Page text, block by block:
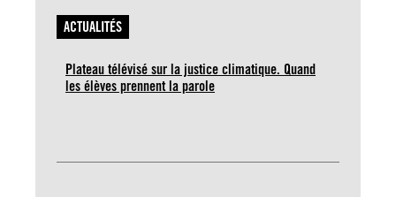
ACTUALITÉS
Plateau télévisé sur la justice climatique. Quand
les élèves prennent la parole